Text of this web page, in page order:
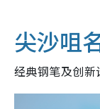
尖沙咀
经典钢笔及创新